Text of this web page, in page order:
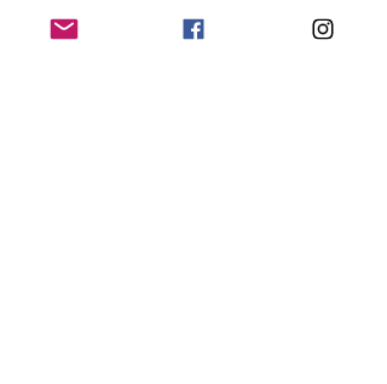
Conéctate con otros mineros. Haz
preguntas, obtén respuestas